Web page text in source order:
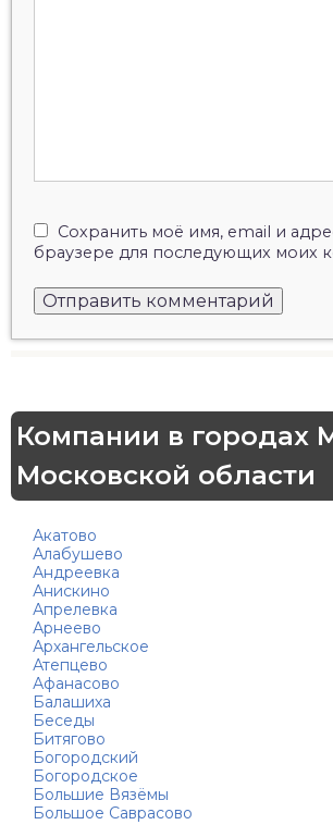
Сохранить моё имя, email и
браузере для последующих моих
Компании в городах
Московской области
Акатово
Алабушево
Андреевка
Анискино
Апрелевка
Арнеево
Архангельское
Атепцево
Афанасово
Балашиха
Беседы
Битягово
Богородский
Богородское
Большие Вязёмы
Большое Саврасово